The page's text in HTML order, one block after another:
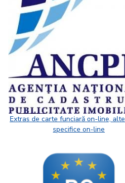
Extras de carte funciară on-line,
specifice on-line